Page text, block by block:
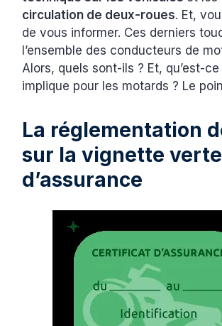
circulation de deux-roues. Et,
de vous informer. Ces derniers
l’ensemble des conducteurs de
Alors, quels sont-ils ? Et, qu’est-
implique pour les motards ? Le
La réglementation
sur la vignette verte
d’assurance